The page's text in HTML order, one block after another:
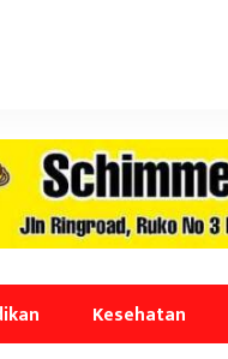
Kesehatan